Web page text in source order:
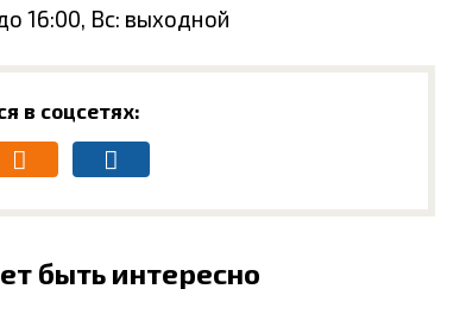
16:00, Вс: выходной
в соцсетях:
быть интересно